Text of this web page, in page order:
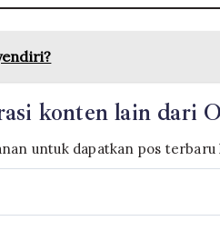
konten lain dari
untuk dapatkan pos terbaru